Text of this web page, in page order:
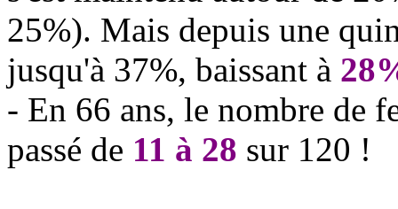
25%). Mais depuis une
jusqu'à 37%, baissant à
- En 66 ans, le nombre de
passé de 11 à 28 sur 120 !